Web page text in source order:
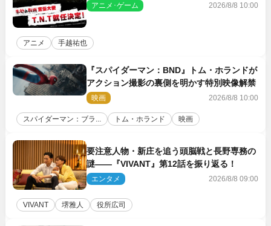
アニメ･ゲーム 2026/8/8 10:00
アニメ 手越祐也
『スパイダーマン：BND』トム・ホランドが
アクション撮影の裏側を明かす特別映像解禁
映画 2026/8/8 10:00
スパイダーマン：ブラ... トム・ホランド 映画
要注意人物・新庄を追う頭脳戦と長野専務の
謎――『VIVANT』第12話を振り返る！
エンタメ 2026/8/8 09:00
VIVANT 堺雅人 役所広司